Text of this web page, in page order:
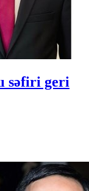
səfiri geri